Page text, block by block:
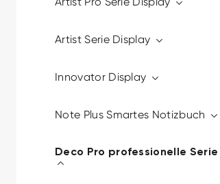
Artist Serie Display
Innovator Display
Note Plus Smartes Notizbuch
Deco Pro professionelle Serie